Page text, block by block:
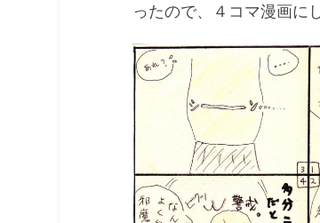
ったので、４コマ漫画に